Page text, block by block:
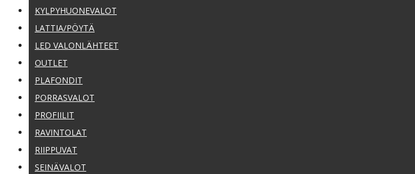
KYLPYHUONEVALOT
LATTIA/PÖYTÄ
LED VALONLÄHTEET
OUTLET
PLAFONDIT
PORRASVALOT
PROFIILIT
RAVINTOLAT
RIIPPUVAT
SEINÄVALOT